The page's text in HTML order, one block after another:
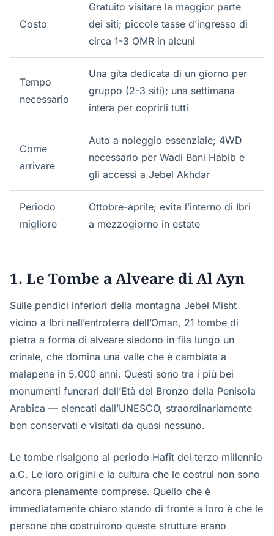
Costo
Gratuito visitare la maggior parte
dei siti; piccole tasse d’ingresso di
circa 1-3 OMR in alcuni
Tempo
necessario
Una gita dedicata di un giorno per
gruppo (2-3 siti); una settimana
intera per coprirli tutti
Come
arrivare
Auto a noleggio essenziale; 4WD
necessario per Wadi Bani Habib e
gli accessi a Jebel Akhdar
Periodo
migliore
Ottobre-aprile; evita l’interno di Ibri
a mezzogiorno in estate
1. Le Tombe a Alveare di Al Ayn
Sulle pendici inferiori della montagna Jebel Misht
vicino a Ibri nell’entroterra dell’Oman, 21 tombe di
pietra a forma di alveare siedono in fila lungo un
crinale, che domina una valle che è cambiata a
malapena in 5.000 anni. Questi sono tra i più bei
monumenti funerari dell’Età del Bronzo della Penisola
Arabica — elencati dall’UNESCO, straordinariamente
ben conservati e visitati da quasi nessuno.
Le tombe risalgono al periodo Hafit del terzo millennio
a.C. Le loro origini e la cultura che le costruì non sono
ancora pienamente comprese. Quello che è
immediatamente chiaro stando di fronte a loro è che le
persone che costruirono queste strutture erano